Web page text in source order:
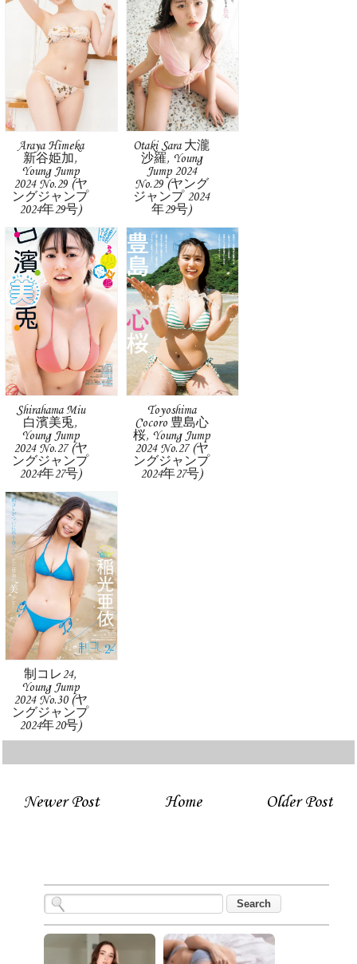
Araya Himeka
新谷姫加,
Young Jump
2024 No.29 (ヤ
ングジャンプ
2024年29号)
Otaki Sara 大瀧
沙羅, Young
Jump 2024
No.29 (ヤング
ジャンプ 2024
年29号)
Shirahama Miu
白濱美兎,
Young Jump
2024 No.27 (ヤ
ングジャンプ
2024年27号)
Toyoshima
Cocoro 豊島心
桜, Young Jump
2024 No.27 (ヤ
ングジャンプ
2024年27号)
制コレ24,
Young Jump
2024 No.30 (ヤ
ングジャンプ
2024年20号)
Newer Post Older Post
Home